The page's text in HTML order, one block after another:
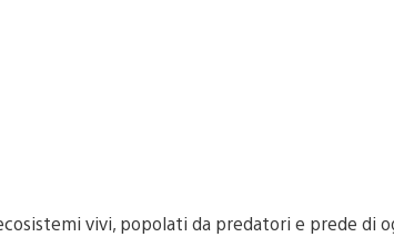
vivi, popolati da predatori e prede di